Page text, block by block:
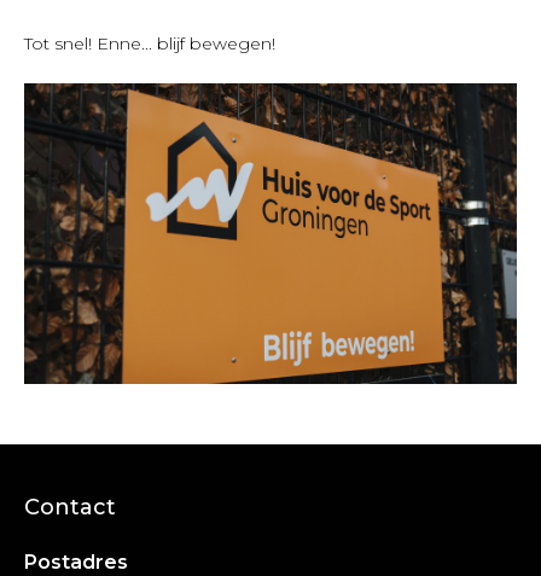
Tot snel! Enne... blijf bewegen!
Contact
Postadres